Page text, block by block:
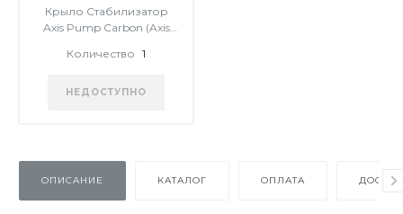
Крыло Стабилизатор
Axis Pump Carbon (Axis
Количество 1
НЕДОСТУПНО
ОПИСАНИЕ КАТАЛОГ ОПЛАТА